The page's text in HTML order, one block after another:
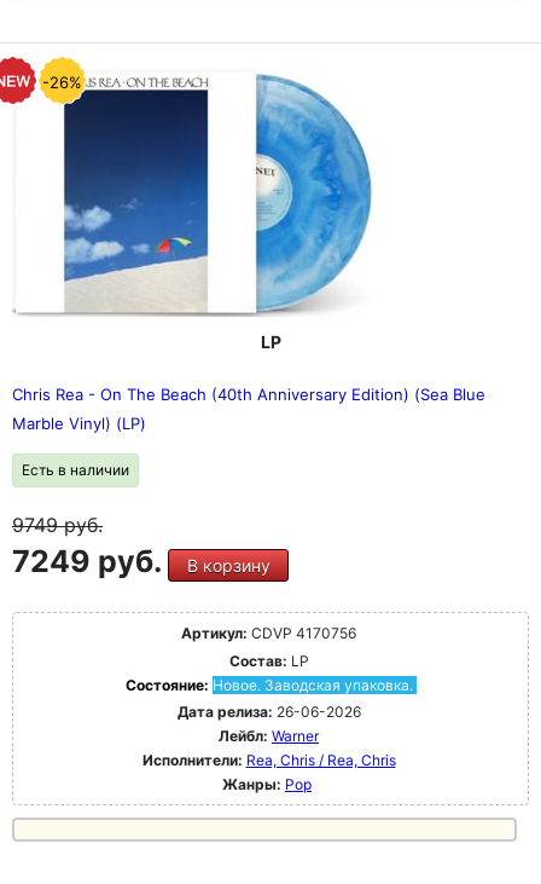
-26%
LP
Chris Rea - On The Beach (40th Anniversary Edition) (Sea Blue
Marble Vinyl) (LP)
Есть в наличии
9749руб.
7249 руб. В корзину
Артикул: CDVP 4170756
Состав: LP
Состояние: Новое. Заводская упаковка.
Дата релиза: 26-06-2026
Лейбл: Warner
Исполнители: Rea, Chris / Rea, Chris
Жанры: Pop